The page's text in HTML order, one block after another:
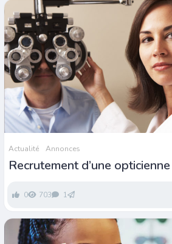
Actualité Annonces
Recrutement d’une
0 703 1